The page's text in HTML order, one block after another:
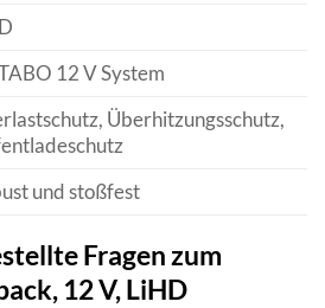
12 V System
Überhitzungsschutz,
und stoßfest
Fragen zum
12 V, LiHD